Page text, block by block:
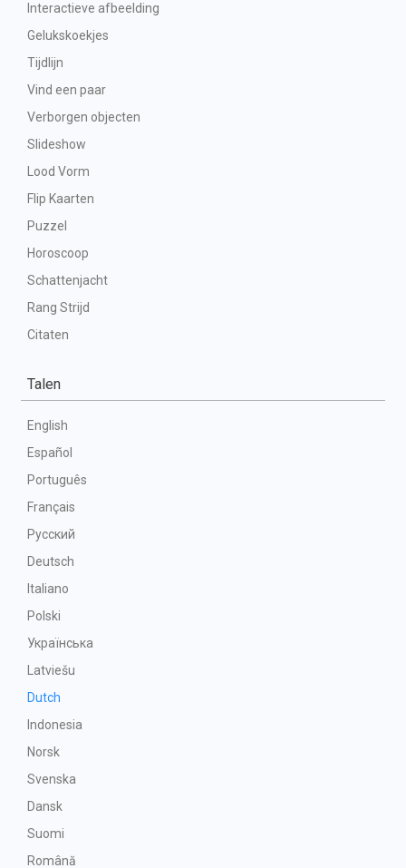
Interactieve afbeelding
Gelukskoekjes
Tijdlijn
Vind een paar
Verborgen objecten
Slideshow
Lood Vorm
Flip Kaarten
Puzzel
Horoscoop
Schattenjacht
Rang Strijd
Citaten
Talen
English
Español
Português
Français
Русский
Deutsch
Italiano
Polski
Українська
Latviešu
Dutch
Indonesia
Norsk
Svenska
Dansk
Suomi
Română